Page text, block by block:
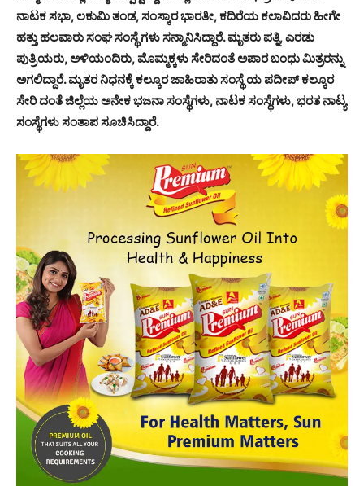
ನಾಟಕ ಸಭಾ, ಲಕುಮಿ ತಂಡ, ಸಂಸ್ಕಾರ ಭಾರತೀ, ಕದಿರೆಯ ಕಲಾವಿದರು ಹೀಗೇ
ಹತ್ತು ಹಲವಾರು ಸಂಘ ಸಂಸ್ಥೆ ಗಳು ಸನ್ಮಾನಿಸಿದ್ದಾರೆ. ಮೃತರು ಪತ್ನಿ, ಎರಡು
ಪುತ್ರಿಯರು, ಅಳಿಯಂದಿರು, ಮೊಮ್ಮಕ್ಕಳು ಸೇರಿದಂತೆ ಅಪಾರ ಬಂಧು ಮಿತ್ರರನ್ನು
ಅಗಲಿದ್ದಾರೆ. ಮೃತರ ನಿಧನಕ್ಕೆ ಕಲ್ಕೂರ ಜಾಹಿರಾತು ಸಂಸ್ಥೆ ಯ ಪದೀಪ್ ಕಲ್ಕೂರ
ಸೇರಿ ದಂತೆ ಜಿಲ್ಲೆಯ ಅನೇಕ ಭಜನಾ ಸಂಸ್ಥೆಗಳು, ನಾಟಕ ಸಂಸ್ಥೆಗಳು, ಭರತ ನಾಟ್ಯ
ಸಂಸ್ಥೆಗಳು ಸಂತಾಪ ಸೂಚಿಸಿದ್ದಾರೆ.